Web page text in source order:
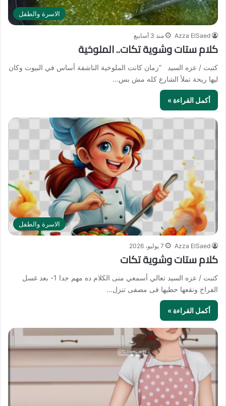
الاسرة والطفل
Azza ElSaed منذ 3 أسابيع
كلام ستات وشوية تكات.. الملوخية
كتبت / عزه السيد “زمان كانت الملوخية الناشفة أساس في البيوت وكان
ليها ريحة تملأ الشارع كله مش بس…
أكمل القراءة »
الاسرة والطفل
Azza ElSaed 7 يوليو، 2026
كلام ستات وشوية تكات
كتبت / عزه السيد تعالي أسمعي منى الكلام ده مهم جدا 1- بعد غسل
الفراخ ونقعها حطيها فى مصفى تنزل…
أكمل القراءة »